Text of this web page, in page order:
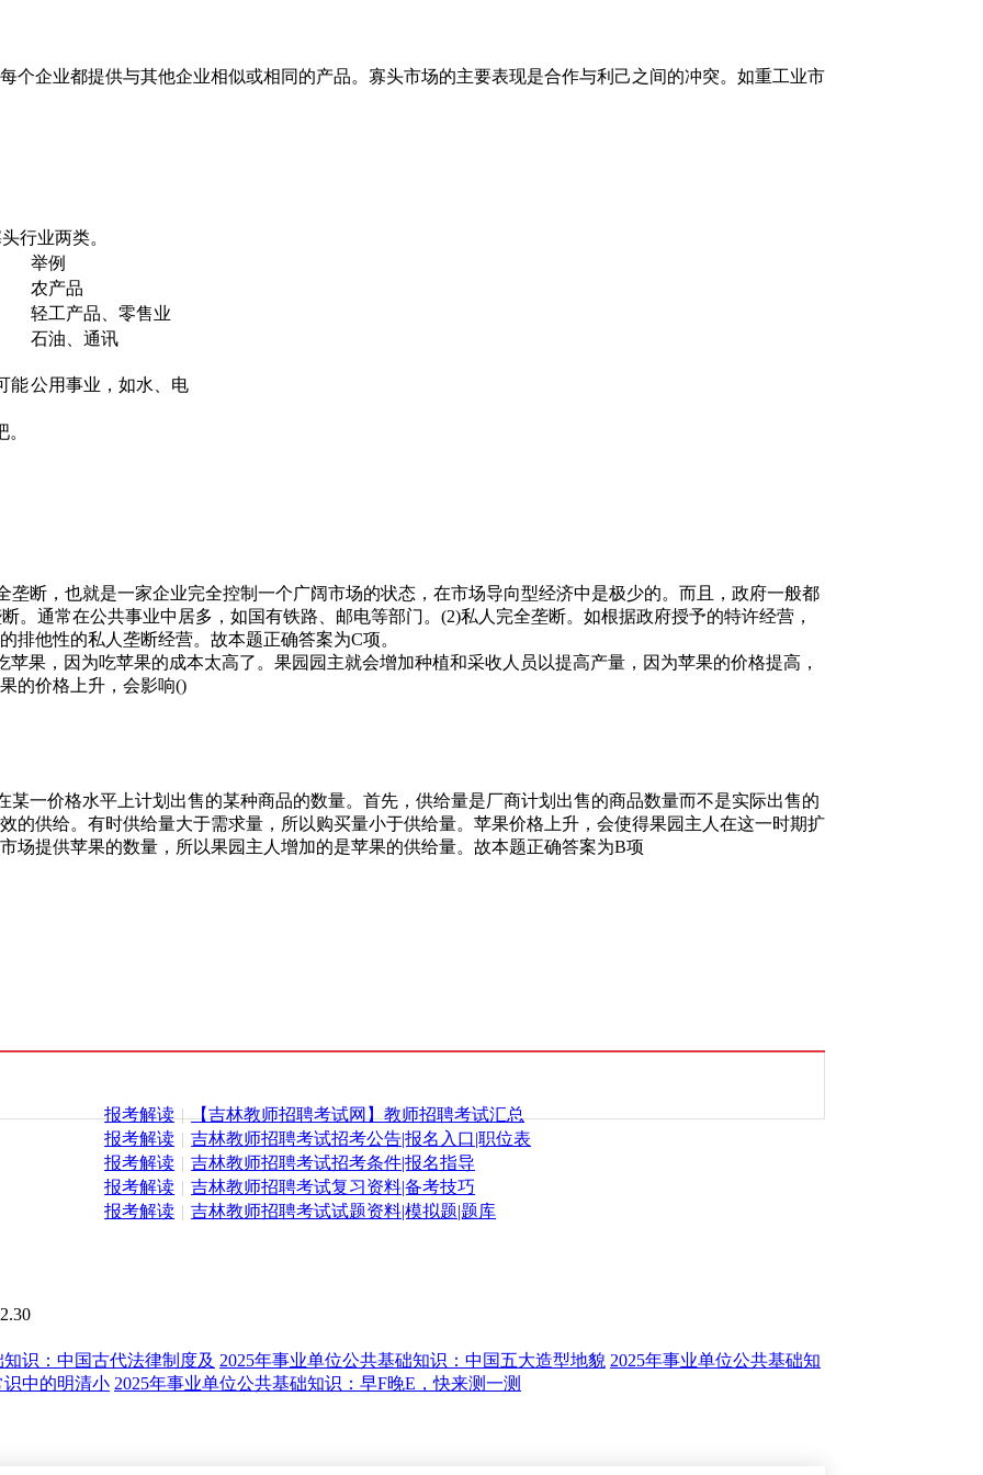
业都提供与其他企业相似或相同的产品。寡头市场的主要表现是合作与利己之间的冲突。如重工业市
行业两类。
举例
农产品
轻工产品、零售业
石油、通讯
能公用事业，如水、电
，也就是一家企业完全控制一个广阔市场的状态，在市场导向型经济中是极少的。而且，政府一般都
。通常在公共事业中居多，如国有铁路、邮电等部门。(2)私人完全垄断。如根据政府授予的特许经营，
他性的私人垄断经营。故本题正确答案为C项。
，因为吃苹果的成本太高了。果园园主就会增加种植和采收人员以提高产量，因为苹果的价格提高，
的价格上升，会影响()
价格水平上计划出售的某种商品的数量。首先，供给量是厂商计划出售的商品数量而不是实际出售的
的供给。有时供给量大于需求量，所以购买量小于供给量。苹果价格上升，会使得果园主人在这一时期扩
场提供苹果的数量，所以果园主人增加的是苹果的供给量。故本题正确答案为B项
报考解读 | 【吉林教师招聘考试网】教师招聘考试汇总
报考解读 | 吉林教师招聘考试招考公告|报名入口|职位表
报考解读 | 吉林教师招聘考试招考条件|报名指导
报考解读 | 吉林教师招聘考试复习资料|备考技巧
报考解读 | 吉林教师招聘考试试题资料|模拟题|题库
识：中国古代法律制度及 2025年事业单位公共基础知识：中国五大造型地貌 2025年事业单位公共基础知
识中的明清小 2025年事业单位公共基础知识：早F晚E，快来测一测